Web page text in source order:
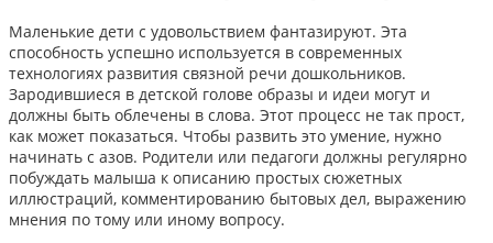
Маленькие дети с удовольствием фантазируют. Эта
способность успешно используется в современных
технологиях развития связной речи дошкольников.
Зародившиеся в детской голове образы и идеи могут и
должны быть облечены в слова. Этот процесс не так прост,
как может показаться. Чтобы развить это умение, нужно
начинать с азов. Родители или педагоги должны регулярно
побуждать малыша к описанию простых сюжетных
иллюстраций, комментированию бытовых дел, выражению
мнения по тому или иному вопросу.